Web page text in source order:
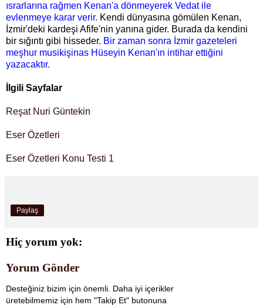
ısrarlarına rağmen Kenan'a dönmeyerek Vedat ile
evlenmeye karar verir. Kendi dünyasına gömülen Kenan,
İzmir'deki kardeşi Afife'nin yanına gider. Burada da kendini
bir sığıntı gibi hisseder. Bir zaman sonra İzmir gazeteleri
meşhur musikişinas Hüseyin Kenan'ın intihar ettiğini
yazacaktır.
İlgili Sayfalar
Reşat Nuri Güntekin
Eser Özetleri
Eser Özetleri Konu Testi 1
Paylaş
Hiç yorum yok:
Yorum Gönder
Desteğiniz bizim için önemli. Daha iyi içerikler
üretebilmemiz için hem "Takip Et" butonuna